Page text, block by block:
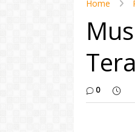
Home
Tera
0